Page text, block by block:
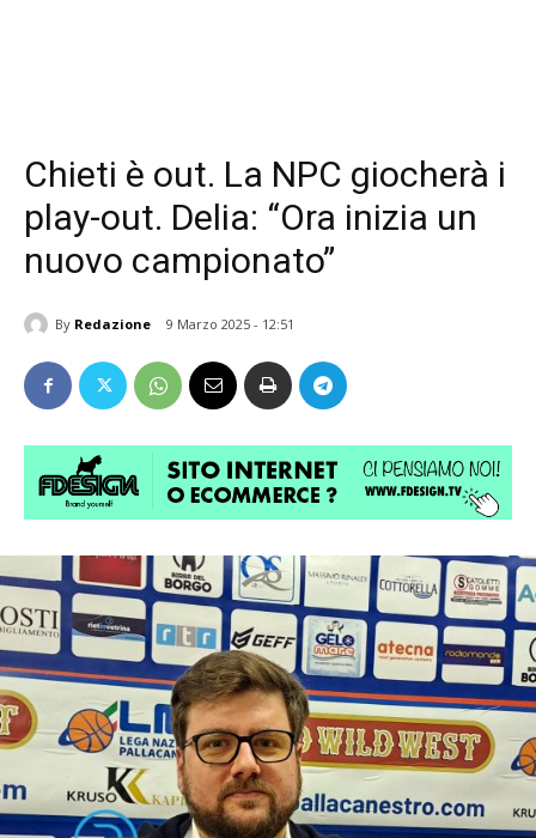
Chieti è out. La NPC giocherà i
play-out. Delia: “Ora inizia un
nuovo campionato”
By Redazione 9 Marzo 2025 - 12:51